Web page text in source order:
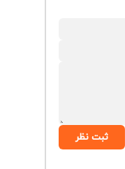
ثبت نظر